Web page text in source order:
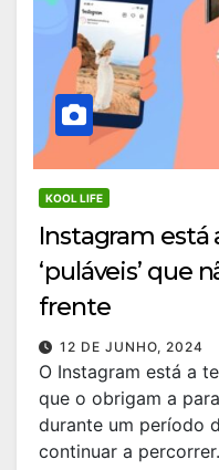
KOOL LIFE
Instagram está
‘puláveis’ que
frente
12 DE JUNHO, 2024
O Instagram está a
que o obrigam a
durante um período
continuar a